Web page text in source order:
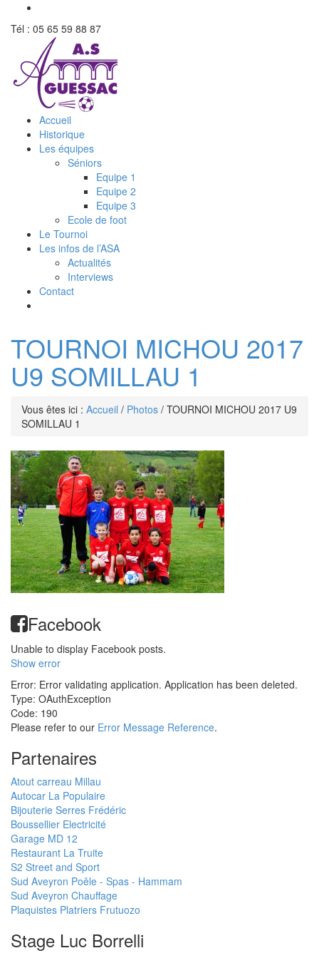
Tél : 05 65 59 88 87
Accueil
Historique
Les équipes
Séniors
Equipe 1
Equipe 2
Equipe 3
Ecole de foot
Le Tournoi
Les infos de l’ASA
Actualités
Interviews
Contact
TOURNOI MICHOU 2017
U9 SOMILLAU 1
Vous êtes ici : Accueil / Photos / TOURNOI MICHOU 2017 U9
SOMILLAU 1
Facebook
Unable to display Facebook posts.
Show error
Error: Error validating application. Application has been deleted.
Type: OAuthException
Code: 190
Please refer to our Error Message Reference.
Partenaires
Atout carreau Millau
Autocar La Populaire
Bijouterie Serres Frédéric
Boussellier Electricité
Garage MD 12
Restaurant La Truite
S2 Street and Sport
Sud Aveyron Poêle - Spas - Hammam
Sud Aveyron Chauffage
Plaquistes Platriers Frutuozo
Stage Luc Borrelli